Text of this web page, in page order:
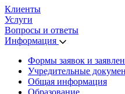
Клиенты
Услуги
Вопросы и ответы
Информация
Формы заявок и
Учредительные
Общая информация
Образование